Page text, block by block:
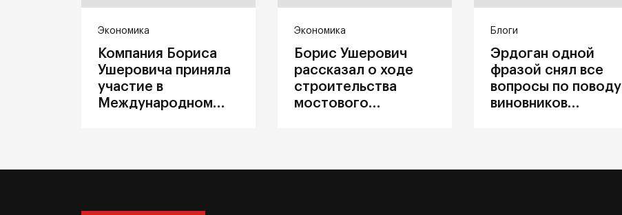
Экономика
Компания Бориса
Ушеровича приняла
участие в
Международном
Экономика
Борис Ушерович
рассказал о ходе
строительства
мостового
Блоги
Эрдоган одной
фразой снял все
вопросы по поводу
виновников